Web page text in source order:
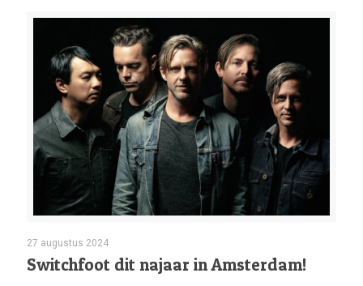
27 augustus 2024
Switchfoot dit najaar in Amsterdam!